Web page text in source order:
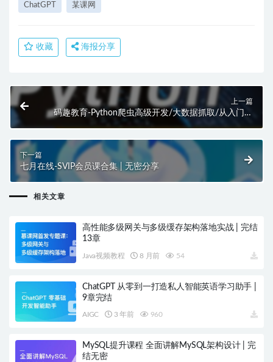
ChatGPT 某课网
收藏 海报分享
上一篇
码趣教育-Python爬虫高级开发/大数据抓取/从入门到
精通/商业项目实战 | 高清完结
下一篇
七月在线-SVIP会员课合集 | 无密分享
相关文章
高性能多级网关与多级缓存架构落地实战 | 完结
13章
Java视频教程 8 月前 54
ChatGPT 从零到一打造私人智能英语学习助手 |
9章完结
AIGC 3 年前 960
MySQL提升课程 全面讲解MySQL架构设计 | 完
结无密